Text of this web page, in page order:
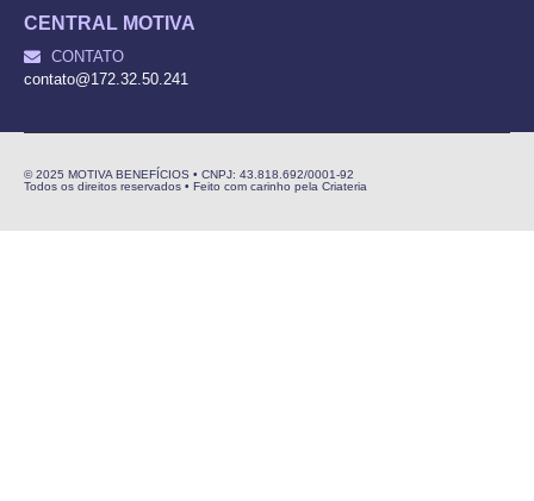
CENTRAL MOTIVA
CONTATO
contato@172.32.50.241
© 2025 MOTIVA BENEFÍCIOS • CNPJ: 43.818.692/0001-92
Todos os direitos reservados • Feito com carinho pela Criateria